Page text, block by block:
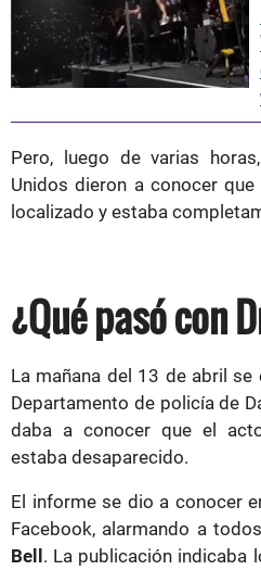
Pero, luego de varias
Unidos dieron a conocer que
localizado y estaba
¿Qué pasó con
La mañana del 13 de abril
Departamento de policía de
daba a conocer que el
estaba desaparecido.
El informe se dio a conocer
Facebook, alarmando a
Bell. La publicación indicaba